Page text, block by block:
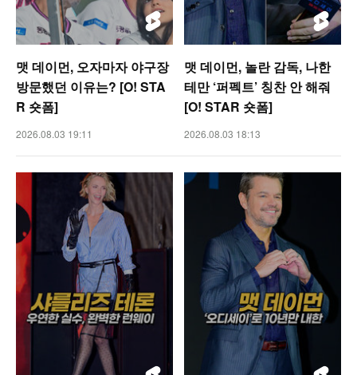
맷 데이먼, 오자마자 야구장
방문했던 이유는? [O! STA
R 숏폼]
2026.08.03 19:11
맷 데이먼, 놀란 감독, 나한
테만 ‘퍼펙트’ 칭찬 안 해줘
[O! STAR 숏폼]
2026.08.03 18:13